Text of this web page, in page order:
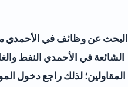
البحث عن وظائف في الأحمدي
الشائعة في الأحمدي النفط
المقاولين؛ لذلك راجع دخول